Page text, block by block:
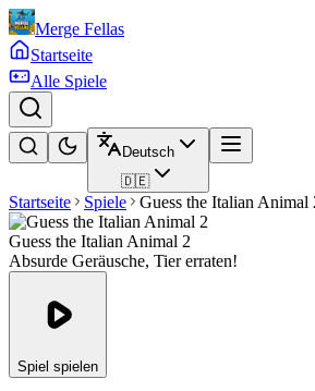
Merge Fellas
Startseite
Alle Spiele
Deutsch
🇩🇪
Startseite Spiele Guess the Italian Animal
Guess the Italian Animal 2
Absurde Geräusche, Tier erraten!
Spiel spielen